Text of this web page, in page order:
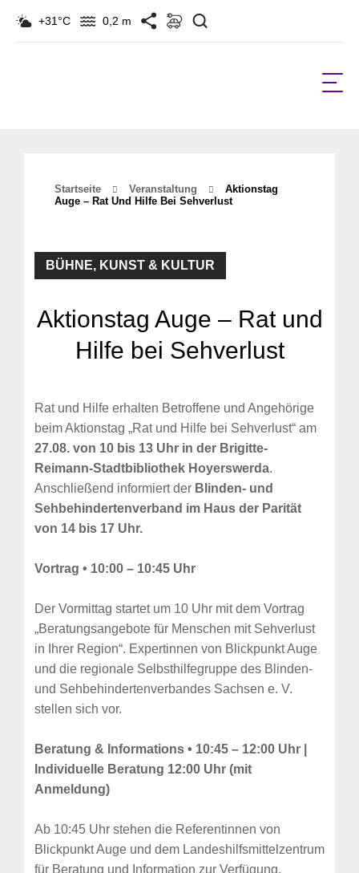
+31°C 0,2 m
Startseite Veranstaltung
Aktionstag
Auge – Rat Und Hilfe Bei Sehverlust
BÜHNE, KUNST & KULTUR
Aktionstag Auge – Rat und
Hilfe bei Sehverlust
Rat und Hilfe erhalten Betroffene und Angehörige
beim Aktionstag „Rat und Hilfe bei Sehverlust“ am
27.08. von 10 bis 13 Uhr in der Brigitte-
Reimann-Stadtbibliothek Hoyerswerda.
Anschließend informiert der Blinden- und
Sehbehindertenverband im Haus der Parität
von 14 bis 17 Uhr.
Vortrag • 10:00 – 10:45 Uhr
Der Vormittag startet um 10 Uhr mit dem Vortrag
„Beratungsangebote für Menschen mit Sehverlust
in Ihrer Region“. Expertinnen von Blickpunkt Auge
und die regionale Selbsthilfegruppe des Blinden-
und Sehbehindertenverbandes Sachsen e. V.
stellen sich vor.
Beratung & Informations • 10:45 – 12:00 Uhr |
Individuelle Beratung 12:00 Uhr (mit
Anmeldung)
Ab 10:45 Uhr stehen die Referentinnen von
Blickpunkt Auge und dem Landeshilfsmittelzentrum
für Beratung und Information zur Verfügung.